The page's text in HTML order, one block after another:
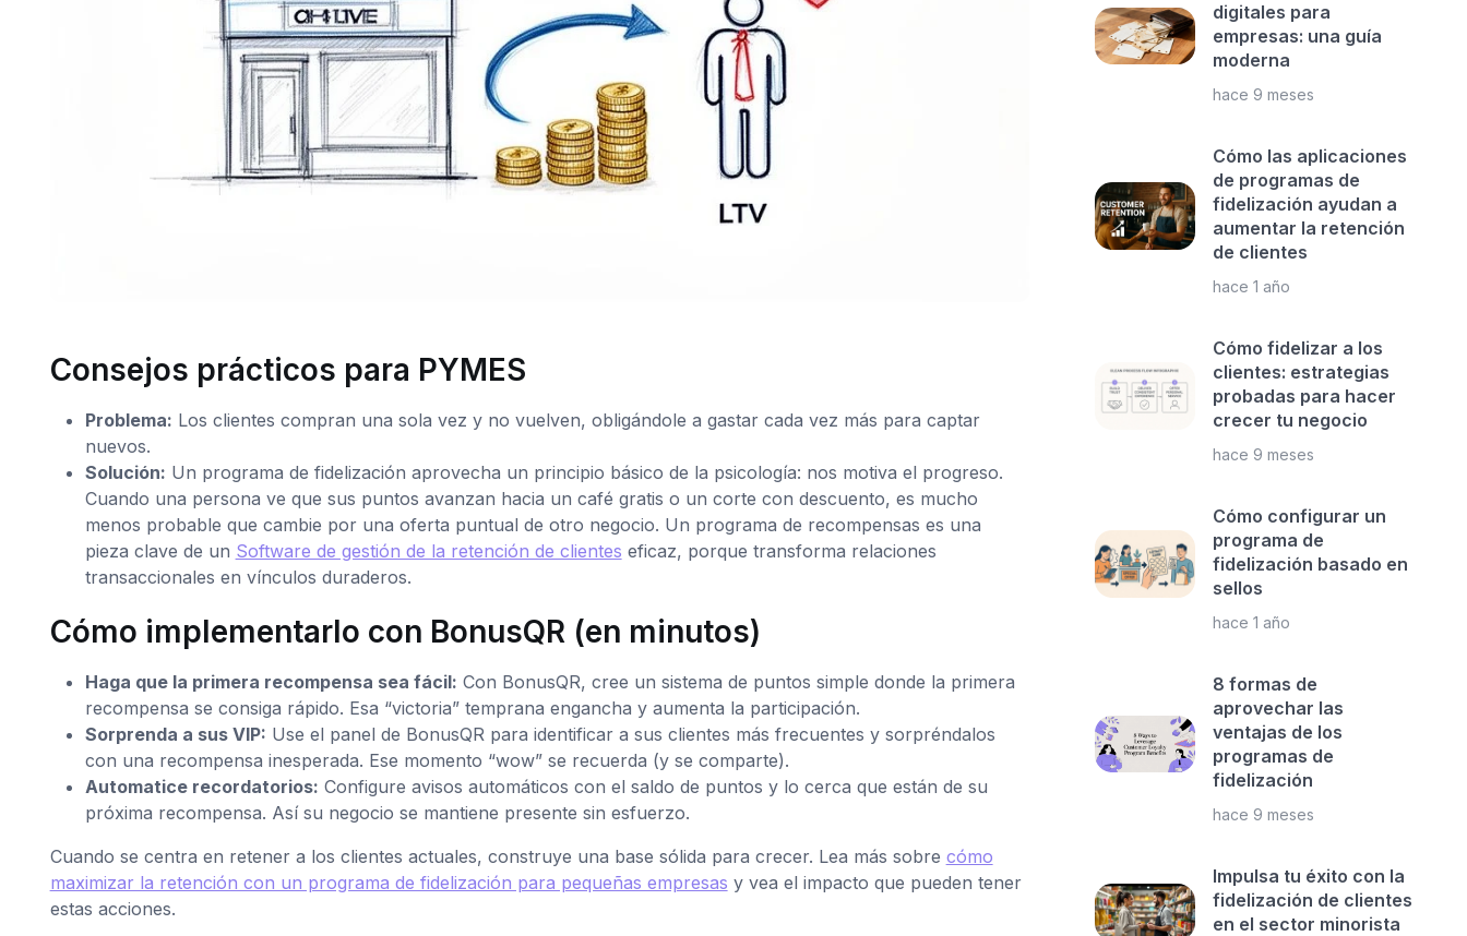
Consejos prácticos para PYMES
Problema: Los clientes compran una sola vez y no vuelven, obligándole a gastar cada vez más para captar
nuevos.
Solución: Un programa de fidelización aprovecha un principio básico de la psicología: nos motiva el progreso.
Cuando una persona ve que sus puntos avanzan hacia un café gratis o un corte con descuento, es mucho
menos probable que cambie por una oferta puntual de otro negocio. Un programa de recompensas es una
pieza clave de un Software de gestión de la retención de clientes eficaz, porque transforma relaciones
transaccionales en vínculos duraderos.
Cómo implementarlo con BonusQR (en minutos)
Haga que la primera recompensa sea fácil: Con BonusQR, cree un sistema de puntos simple donde la primera
recompensa se consiga rápido. Esa “victoria” temprana engancha y aumenta la participación.
Sorprenda a sus VIP: Use el panel de BonusQR para identificar a sus clientes más frecuentes y sorpréndalos
con una recompensa inesperada. Ese momento “wow” se recuerda (y se comparte).
Automatice recordatorios: Configure avisos automáticos con el saldo de puntos y lo cerca que están de su
próxima recompensa. Así su negocio se mantiene presente sin esfuerzo.
Cuando se centra en retener a los clientes actuales, construye una base sólida para crecer. Lea más sobre cómo
maximizar la retención con un programa de fidelización para pequeñas empresas y vea el impacto que pueden tener
estas acciones.
digitales para
empresas: una guía
moderna
hace 9 meses
Cómo las aplicaciones
de programas de
fidelización ayudan a
aumentar la retención
de clientes
hace 1 año
Cómo fidelizar a los
clientes: estrategias
probadas para hacer
crecer tu negocio
hace 9 meses
Cómo configurar un
programa de
fidelización basado en
sellos
hace 1 año
8 formas de
aprovechar las
ventajas de los
programas de
fidelización
hace 9 meses
Impulsa tu éxito con la
fidelización de clientes
en el sector minorista